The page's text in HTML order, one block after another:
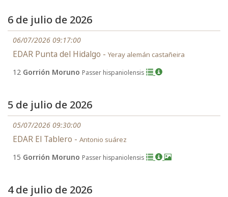
6 de julio de 2026
06/07/2026 09:17:00
EDAR Punta del Hidalgo - Yeray alemán castañeira
12 Gorrión Moruno Passer hispaniolensis
5 de julio de 2026
05/07/2026 09:30:00
EDAR El Tablero - Antonio suárez
15 Gorrión Moruno Passer hispaniolensis
4 de julio de 2026